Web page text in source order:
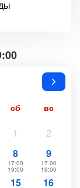
сб вс
1 2
8
17:00
19:00
9
17:00
19:00
15 16